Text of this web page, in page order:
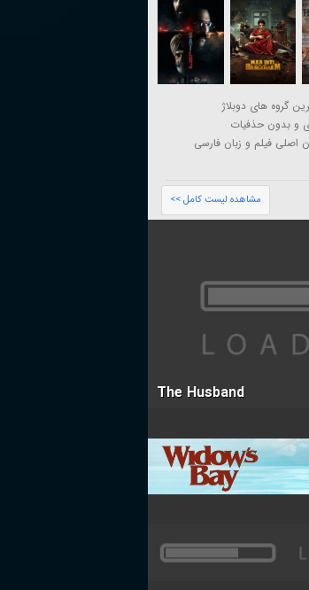
گروه های دوبلاژ
و بدون حذفیات
اصلی فیلم و زبان فارسی
مشاهده لیست کامل >>
The Husband